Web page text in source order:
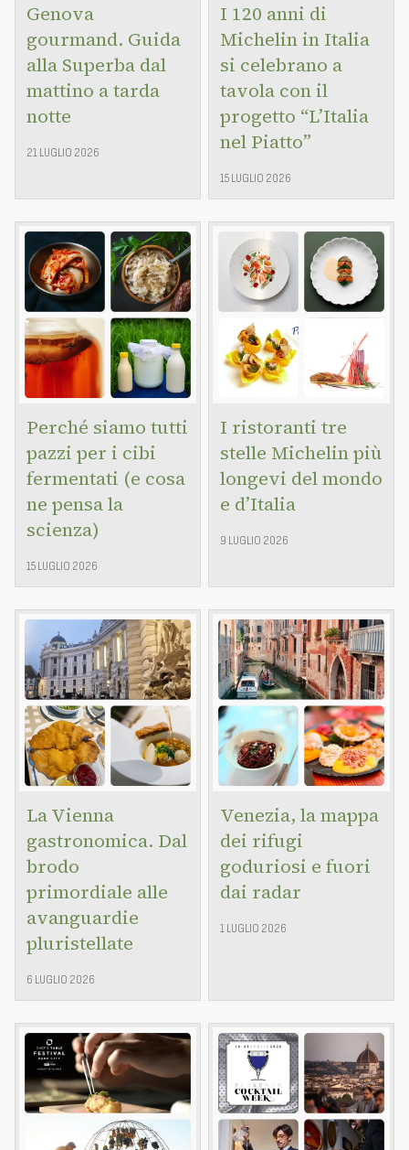
Genova
gourmand. Guida
alla Superba dal
mattino a tarda
notte
21 LUGLIO 2026
I 120 anni di
Michelin in Italia
si celebrano a
tavola con il
progetto “L’Italia
nel Piatto”
15 LUGLIO 2026
Perché siamo tutti
pazzi per i cibi
fermentati (e cosa
ne pensa la
scienza)
15 LUGLIO 2026
I ristoranti tre
stelle Michelin più
longevi del mondo
e d’Italia
9 LUGLIO 2026
La Vienna
gastronomica. Dal
brodo
primordiale alle
avanguardie
pluristellate
6 LUGLIO 2026
Venezia, la mappa
dei rifugi
goduriosi e fuori
dai radar
1 LUGLIO 2026